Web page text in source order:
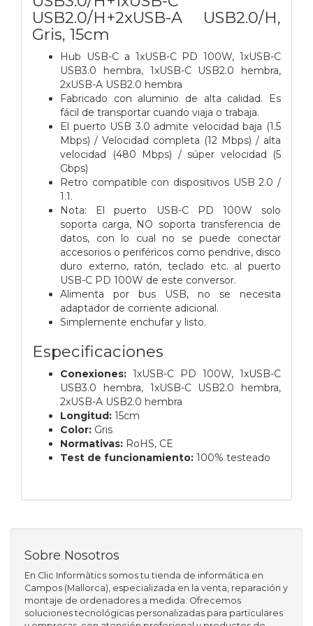
USB2.0/H+2xUSB-A USB2.0/H,
Gris, 15cm
Hub USB-C a 1xUSB-C PD 100W, 1xUSB-C
USB3.0 hembra, 1xUSB-C USB2.0 hembra,
2xUSB-A USB2.0 hembra
Fabricado con aluminio de alta calidad. Es
fácil de transportar cuando viaja o trabaja.
El puerto USB 3.0 admite velocidad baja (1.5
Mbps) / Velocidad completa (12 Mbps) / alta
velocidad (480 Mbps) / súper velocidad (5
Gbps)
Retro compatible con dispositivos USB 2.0 /
1.1.
Nota: El puerto USB-C PD 100W solo
soporta carga, NO soporta transferencia de
datos, con lo cual no se puede conectar
accesorios o periféricos como pendrive, disco
duro externo, ratón, teclado etc. al puerto
USB-C PD 100W de este conversor.
Alimenta por bus USB, no se necesita
adaptador de corriente adicional.
Simplemente enchufar y listo.
Especificaciones
Conexiones: 1xUSB-C PD 100W, 1xUSB-C
USB3.0 hembra, 1xUSB-C USB2.0 hembra,
2xUSB-A USB2.0 hembra
Longitud: 15cm
Color: Gris
Normativas: RoHS, CE
Test de funcionamiento: 100% testeado
Sobre Nosotros
En Clic Informàtics somos tu tienda de informática en
Campos (Mallorca), especializada en la venta, reparación y
montaje de ordenadores a medida. Ofrecemos
soluciones tecnológicas personalizadas para particulares